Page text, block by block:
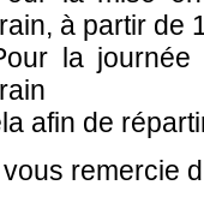
à partir de
la journée
afin de
remercie